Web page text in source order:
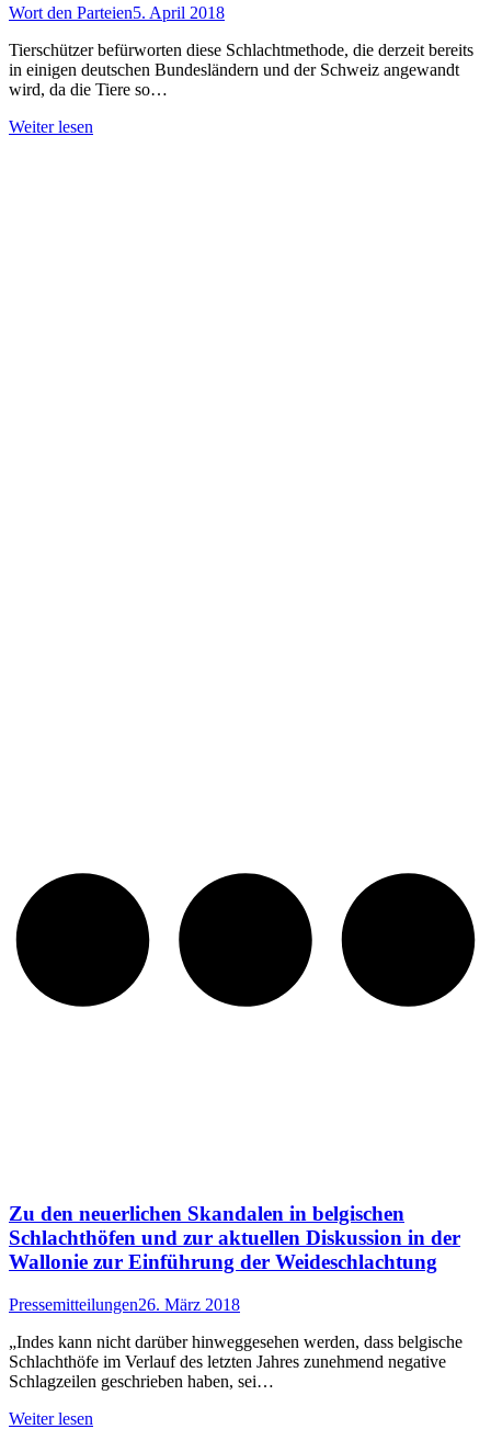
Wort den Parteien5. April 2018
Tierschützer befürworten diese Schlachtmethode, die derzeit bereits
in einigen deutschen Bundesländern und der Schweiz angewandt
wird, da die Tiere so…
Weiter lesen
Zu den neuerlichen Skandalen in belgischen
Schlachthöfen und zur aktuellen Diskussion in der
Wallonie zur Einführung der Weideschlachtung
Pressemitteilungen26. März 2018
„Indes kann nicht darüber hinweggesehen werden, dass belgische
Schlachthöfe im Verlauf des letzten Jahres zunehmend negative
Schlagzeilen geschrieben haben, sei…
Weiter lesen